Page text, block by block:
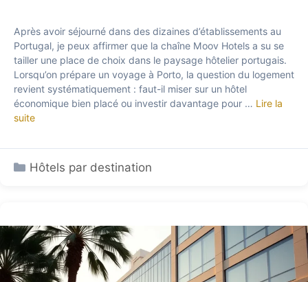
Après avoir séjourné dans des dizaines d’établissements au
Portugal, je peux affirmer que la chaîne Moov Hotels a su se
tailler une place de choix dans le paysage hôtelier portugais.
Lorsqu’on prépare un voyage à Porto, la question du logement
revient systématiquement : faut-il miser sur un hôtel
économique bien placé ou investir davantage pour … Lire la
suite
Catégories
Hôtels par destination